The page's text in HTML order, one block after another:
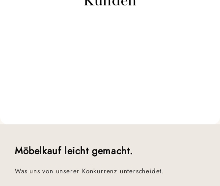
Möbelkauf leicht gemacht.
Was uns von unserer Konkurrenz unterscheidet.